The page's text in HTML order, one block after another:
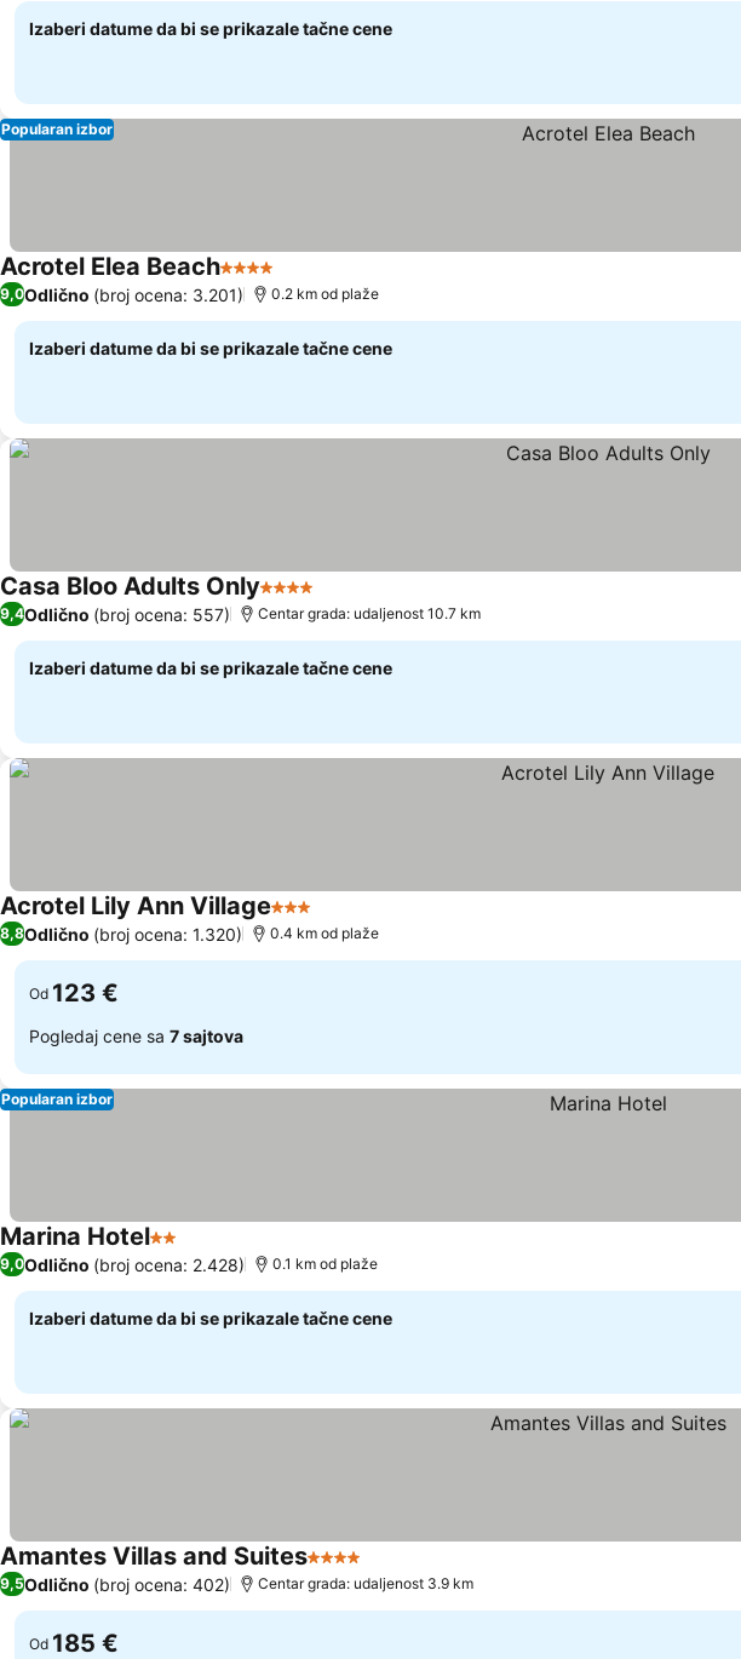
Izaberi datume da bi se prikazale tačne cene
Popularan izbor
Acrotel Elea Beach4 Zvezdice
9,0Odlično (broj ocena: 3.201) 0.2 km od plaže
Izaberi datume da bi se prikazale tačne cene
Casa Bloo Adults Only4 Zvezdice
9,4Odlično (broj ocena: 557) Centar grada: udaljenost 10.7 km
Izaberi datume da bi se prikazale tačne cene
Acrotel Lily Ann Village3 Zvezdice
8,8Odlično (broj ocena: 1.320) 0.4 km od plaže
Od 123 €
Pogledaj cene sa 7 sajtova
Popularan izbor
Marina Hotel2 Zvezdice
9,0Odlično (broj ocena: 2.428) 0.1 km od plaže
Izaberi datume da bi se prikazale tačne cene
Amantes Villas and Suites4 Zvezdice
9,5Odlično (broj ocena: 402) Centar grada: udaljenost 3.9 km
Od 185 €